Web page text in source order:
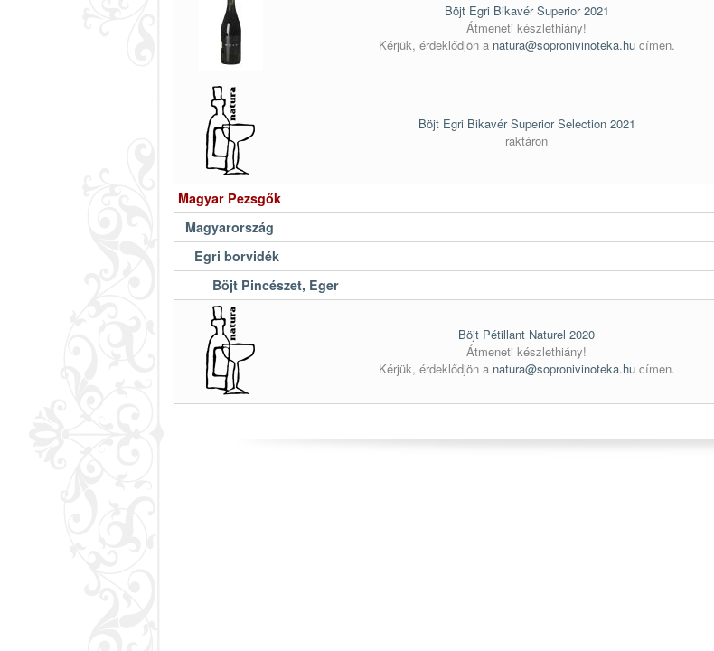
Böjt Egri Bikavér Superior 2021
Átmeneti készlethiány!
Kérjük, érdeklődjön a natura@sopronivinoteka.hucímen.
Böjt Egri Bikavér Superior Selection 2021
raktáron
Magyar Pezsgők
Magyarország
Egri borvidék
Böjt Pincészet, Eger
Böjt Pétillant Naturel 2020
Átmeneti készlethiány!
Kérjük, érdeklődjön a natura@sopronivinoteka.hucímen.